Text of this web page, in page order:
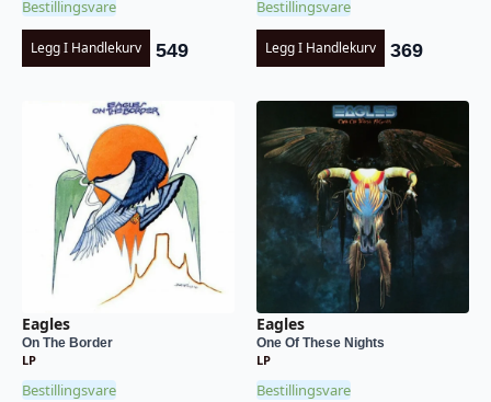
Bestillingsvare
Legg I Handlekurv 549
Bestillingsvare
Legg I Handlekurv 369
Eagles
On The Border
LP
Bestillingsvare
Eagles
One Of These Nights
LP
Bestillingsvare